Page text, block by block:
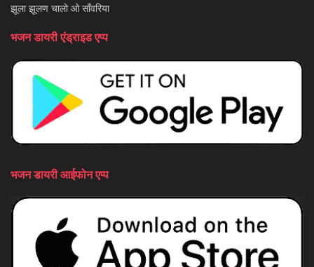
झूला झूलण चालो ओ साँवरिया
भजन डायरी एंड्राइड एप्प
भजन डायरी आईफोन एप्प